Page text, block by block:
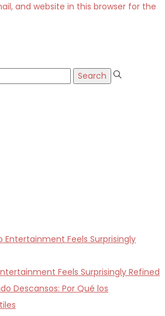
and website in this browser for the
Feels Surprisingly Refined